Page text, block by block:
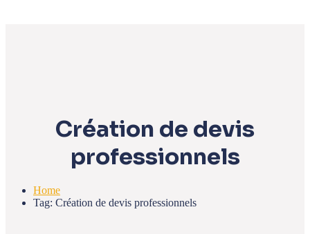
Création de devis
professionnels
Home
Tag: Création de devis professionnels